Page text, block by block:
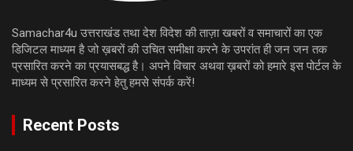
Samachar4u उत्तराखंड तथा देश विदेश की ताज़ा खबरों व समाचारों का एक
डिजिटल माध्यम है जो ख़बरों की उचित समीक्षा करने के उपरांत ही जन जन तक
प्रसारित करने का प्रयासबद्ध है। अपने विचार अथवा ख़बरों को हमारे इस पोर्टल के
माध्यम से प्रसारित करने हेतु हमसे संपर्क करें!
Recent Posts